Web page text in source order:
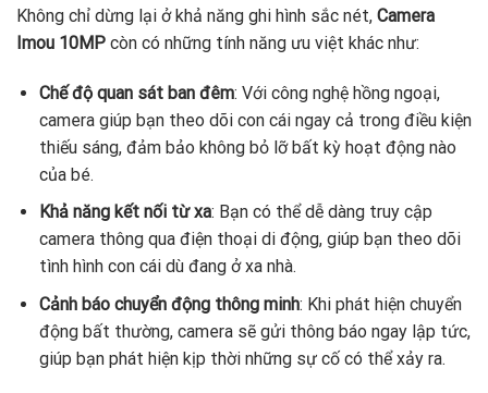
Không chỉ dừng lại ở khả năng ghi hình sắc nét, Camera
Imou 10MP còn có những tính năng ưu việt khác như:
Chế độ quan sát ban đêm: Với công nghệ hồng ngoại,
camera giúp bạn theo dõi con cái ngay cả trong điều kiện
thiếu sáng, đảm bảo không bỏ lỡ bất kỳ hoạt động nào
của bé.
Khả năng kết nối từ xa: Bạn có thể dễ dàng truy cập
camera thông qua điện thoại di động, giúp bạn theo dõi
tình hình con cái dù đang ở xa nhà.
Cảnh báo chuyển động thông minh: Khi phát hiện chuyển
động bất thường, camera sẽ gửi thông báo ngay lập tức,
giúp bạn phát hiện kịp thời những sự cố có thể xảy ra.